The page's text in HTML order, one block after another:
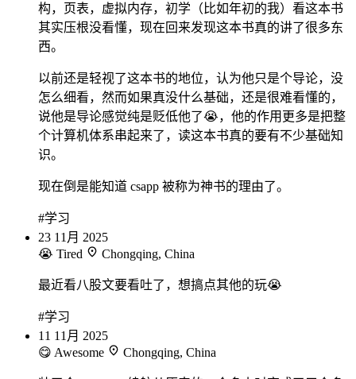
构，页表，虚拟内存，初学（比如年初的我）看这本书
其实压根没看懂，现在回来发现这本书真的讲了很多东
西。
以前还是轻视了这本书的地位，认为他只是个导论，没
怎么细看，然而如果真没什么基础，还是很难看懂的，
说他是导论感觉纯是贬低他了😭，他的作用更多是把整
个计算机体系串起来了，读这本书真的要有不少基础知
识。
现在倒是能知道 csapp 被称为神书的理由了。
#学习
23 11月 2025
😭 Tired
Chongqing, China
最近看八股文要看吐了，想搞点其他的玩😭
#学习
11 11月 2025
😋 Awesome
Chongqing, China